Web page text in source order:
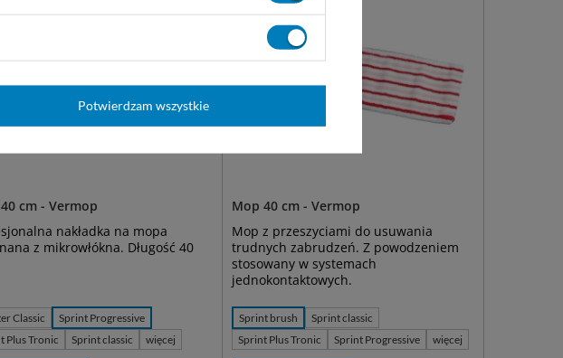
cm - Vermop
nakładka na mopa
z mikrowłókna. Długość 40
Classic
Sprint Progressive
Plus Tronic
Sprint classic więcej
Mop 40 cm - Vermop
Mop z przeszyciami do usuwania
trudnych zabrudzeń. Z powodzeniem
stosowany w systemach
jednokontaktowych.
Sprint brush
Sprint classic
Sprint Plus Tronic
Sprint Progressive więcej
Potwierdzam wszystkie